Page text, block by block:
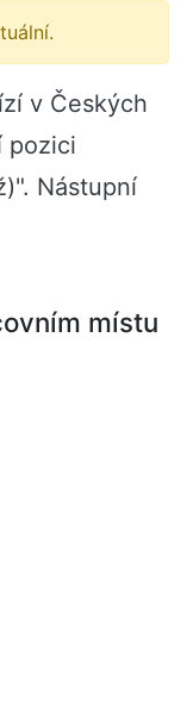
v Českých
pozici
Nástupní
místu